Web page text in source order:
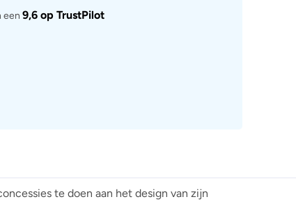
een 9,6 op TrustPilot
te doen aan het design van zijn